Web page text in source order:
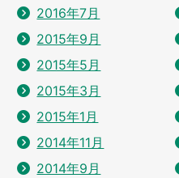
2016年7月
2015年9月
2015年5月
2015年3月
2015年1月
2014年11月
2014年9月